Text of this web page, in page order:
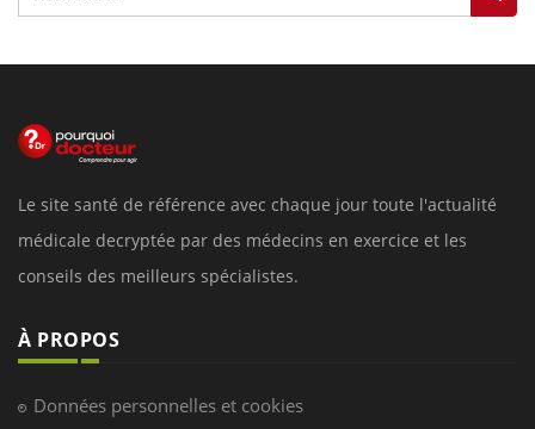
Le site santé de référence avec chaque jour toute l'actualité
médicale decryptée par des médecins en exercice et les
conseils des meilleurs spécialistes.
À PROPOS
Données personnelles et cookies